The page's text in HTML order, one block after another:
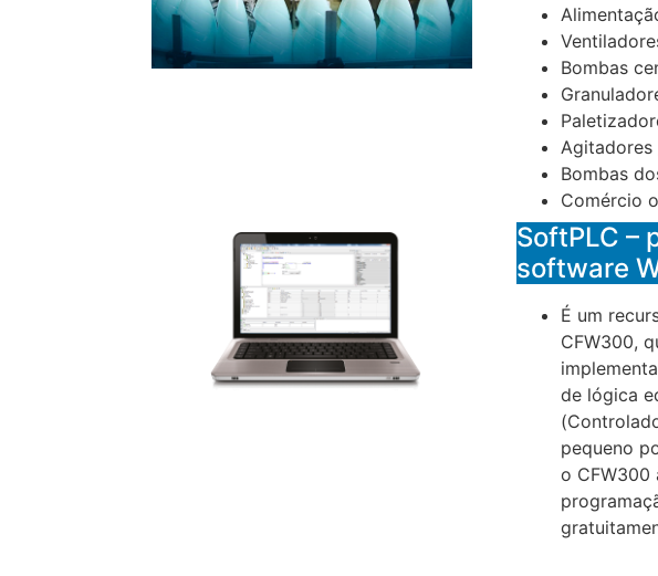
Bombas
Bombas
Comércio
SoftPLC –
software
É um
CFW300,
de lógica
pequeno
o CFW300